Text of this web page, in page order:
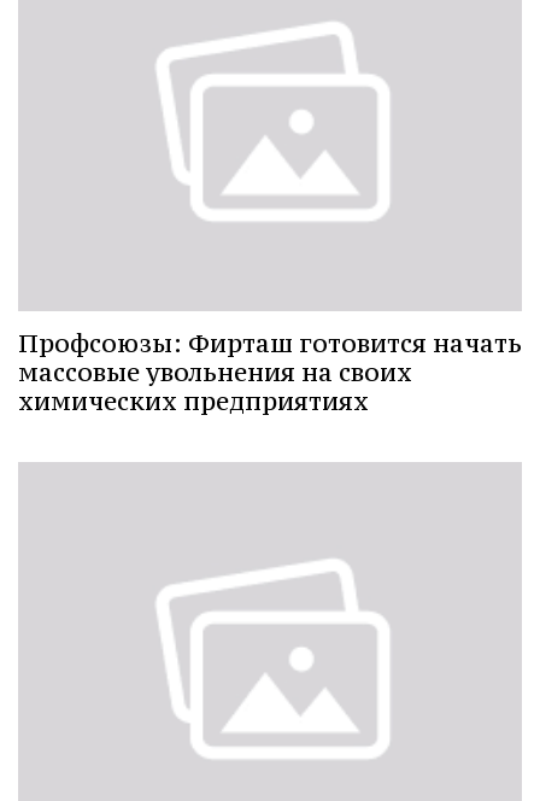
Профсоюзы: Фирташ готовится начать
массовые увольнения на своих
химических предприятиях